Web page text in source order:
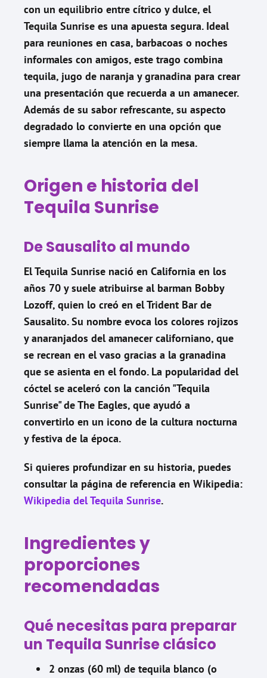
con un equilibrio entre cítrico y dulce, el
Tequila Sunrise es una apuesta segura. Ideal
para reuniones en casa, barbacoas o noches
informales con amigos, este trago combina
tequila, jugo de naranja y granadina para crear
una presentación que recuerda a un amanecer.
Además de su sabor refrescante, su aspecto
degradado lo convierte en una opción que
siempre llama la atención en la mesa.
Origen e historia del
Tequila Sunrise
De Sausalito al mundo
El Tequila Sunrise nació en California en los
años 70 y suele atribuirse al barman Bobby
Lozoff, quien lo creó en el Trident Bar de
Sausalito. Su nombre evoca los colores rojizos
y anaranjados del amanecer californiano, que
se recrean en el vaso gracias a la granadina
que se asienta en el fondo. La popularidad del
cóctel se aceleró con la canción "Tequila
Sunrise" de The Eagles, que ayudó a
convertirlo en un icono de la cultura nocturna
y festiva de la época.
Si quieres profundizar en su historia, puedes
consultar la página de referencia en Wikipedia:
Wikipedia del Tequila Sunrise.
Ingredientes y
proporciones
recomendadas
Qué necesitas para preparar
un Tequila Sunrise clásico
2 onzas (60 ml) de tequila blanco (o